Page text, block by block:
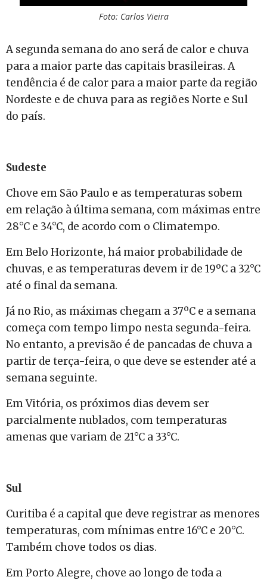
Foto: Carlos Vieira
A segunda semana do ano será de calor e chuva
para a maior parte das capitais brasileiras. A
tendência é de calor para a maior parte da região
Nordeste e de chuva para as regiões Norte e Sul
do país.
Sudeste
Chove em São Paulo e as temperaturas sobem
em relação à última semana, com máximas entre
28°C e 34°C, de acordo com o Climatempo.
Em Belo Horizonte, há maior probabilidade de
chuvas, e as temperaturas devem ir de 19ºC a 32°C
até o final da semana.
Já no Rio, as máximas chegam a 37ºC e a semana
começa com tempo limpo nesta segunda-feira.
No entanto, a previsão é de pancadas de chuva a
partir de terça-feira, o que deve se estender até a
semana seguinte.
Em Vitória, os próximos dias devem ser
parcialmente nublados, com temperaturas
amenas que variam de 21°C a 33°C.
Sul
Curitiba é a capital que deve registrar as menores
temperaturas, com mínimas entre 16°C e 20°C.
Também chove todos os dias.
Em Porto Alegre, chove ao longo de toda a